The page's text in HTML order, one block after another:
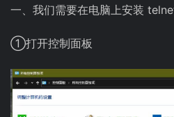
一、我们需要在电脑上安装
①打开控制面板